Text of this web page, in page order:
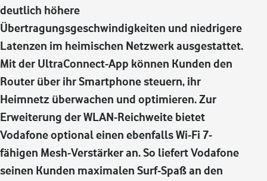
deutlich höhere
Übertragungsgeschwindigkeiten und niedrigere
Latenzen im heimischen Netzwerk ausgestattet.
Mit der UltraConnect-App können Kunden den
Router über ihr Smartphone steuern, ihr
Heimnetz überwachen und optimieren. Zur
Erweiterung der WLAN-Reichweite bietet
Vodafone optional einen ebenfalls Wi-Fi 7-
fähigen Mesh-Verstärker an. So liefert Vodafone
seinen Kunden maximalen Surf-Spaß an den